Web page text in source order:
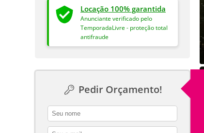
Locação 100% garantida
Anunciante verificado pelo
TemporadaLivre - proteção total
antifraude
Pedir Orçamento!
contact_name
contact_email